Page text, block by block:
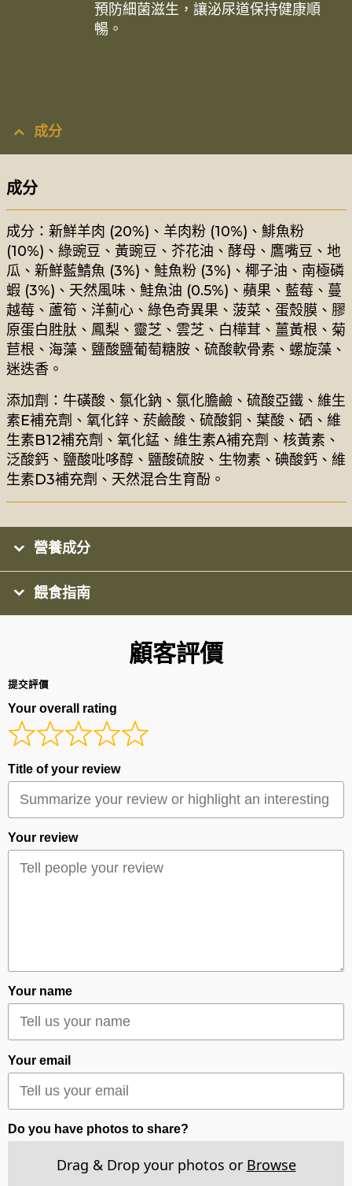
預防細菌滋生，讓泌尿道保持健康順
暢。
成分
成分
成分：新鮮羊肉 (20%)、羊肉粉 (10%)、鯡魚粉
(10%)、綠豌豆、黃豌豆、芥花油、酵母、鷹嘴豆、地
瓜、新鮮藍鯖魚 (3%)、鮭魚粉 (3%)、椰子油、南極磷
蝦 (3%)、天然風味、鮭魚油 (0.5%)、蘋果、藍莓、蔓
越莓、蘆筍、洋薊心、綠色奇異果、菠菜、蛋殼膜、膠
原蛋白胜肽、鳳梨、靈芝、雲芝、白樺茸、薑黃根、菊
苣根、海藻、鹽酸鹽葡萄糖胺、硫酸軟骨素、螺旋藻、
迷迭香。
添加劑：牛磺酸、氯化鈉、氯化膽鹼、硫酸亞鐵、維生
素E補充劑、氧化鋅、菸鹼酸、硫酸銅、葉酸、硒、維
生素B12補充劑、氧化錳、維生素A補充劑、核黃素、
泛酸鈣、鹽酸吡哆醇、鹽酸硫胺、生物素、碘酸鈣、維
生素D3補充劑、天然混合生育酚。
營養成分
餵食指南
顧客評價
提交評價
Your overall rating
Title of your review
Your review
Your name
Your email
Do you have photos to share?
Drag & Drop your photos or Browse